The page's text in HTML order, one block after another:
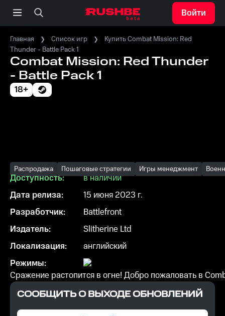
Войти
Главная Список игр
Купить Combat Mission: Red
Thunder - Battle Pack 1
Combat Mission: Red Thunder
- Battle Pack 1
18+
Распродажа Пошаговые стратегии Игры менеджмент
Доступность:
в наличии
Дата релиза:
15 июня 2023 г.
Разработчик:
Battlefront
Издатель:
Slitherine Ltd
Локализация:
английский
Режимы:
Сражение растопится в огне! Добро пожаловать в
СООБЩИТЬ О ВЫХОДЕ ОБНОВЛЕНИЙ